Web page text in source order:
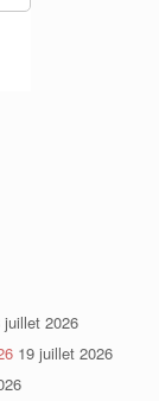
juillet 2026
19 juillet 2026